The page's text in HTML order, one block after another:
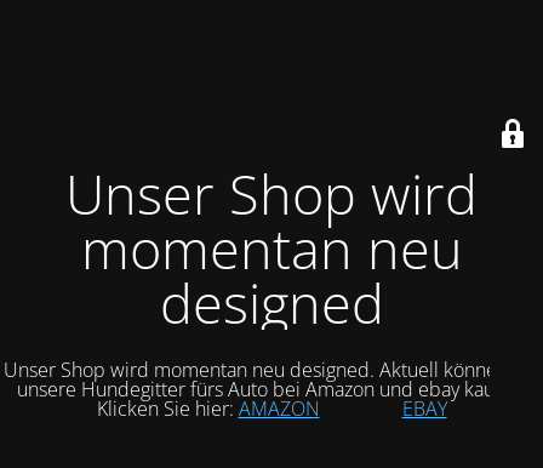
Unser Shop wird
momentan neu
designed
Unser Shop wird momentan neu designed. Aktuell können Sie
unsere Hundegitter fürs Auto bei Amazon und ebay kaufen.
Klicken Sie hier: AMAZON EBAY